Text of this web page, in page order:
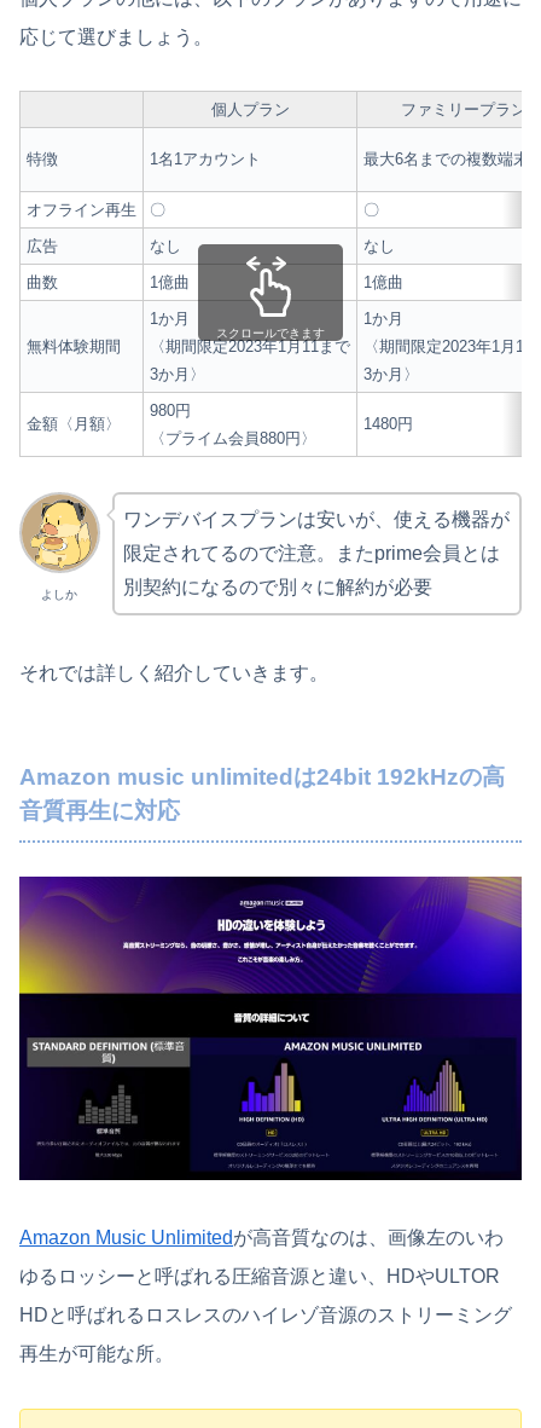
応じて選びましょう。
個人プラン ファミリープラン
特徴 1名1アカウント 最大6名までの複数端末
オフライン再生 〇
〇
広告
なし
なし
曲数
1億曲 1億曲
無料体験期間
1か月
〈期間限定2023年1月11まで
3か月〉
1か月
〈期間限定2023年1月11
3か月〉
金額〈月額〉
980円
〈プライム会員880円〉
1480円
スクロールできます
よしか
ワンデバイスプランは安いが、使える機器が
限定されてるので注意。またprime会員とは
別契約になるので別々に解約が必要
それでは詳しく紹介していきます。
Amazon music unlimitedは24bit 192kHzの高
音質再生に対応
Amazon Music Unlimitedが高音質なのは、画像左のいわ
ゆるロッシーと呼ばれる圧縮音源と違い、HDやULTOR
HDと呼ばれるロスレスのハイレゾ音源のストリーミング
再生が可能な所。